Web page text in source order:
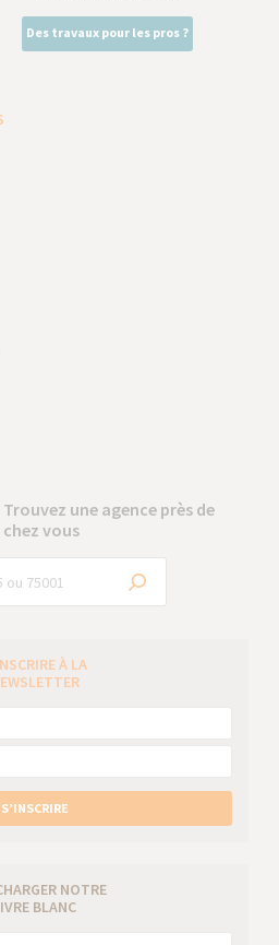
Des travaux pour les pros ?
Trouvez une agence près de
chez vous
À LA
S’INSCRIRE
NOTRE
BLANC